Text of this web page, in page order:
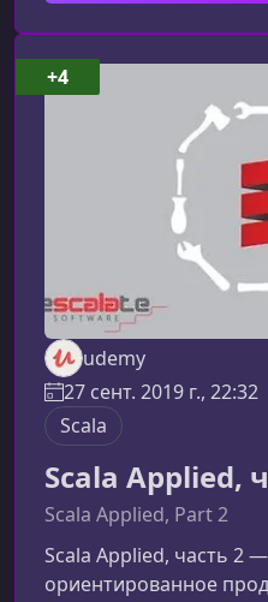
API.Что включает в
курсаПрограмма
аспекты Scala, помогая
эффективно и
udemy
27 сент. 2019 г., 22:32
Scala
Scala Applied,
Scala Applied, Part 2
Scala Applied, часть 2
ориентированное
+4